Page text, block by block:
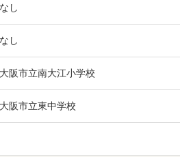
なし
なし
大阪市立南大江小学校
大阪市立東中学校